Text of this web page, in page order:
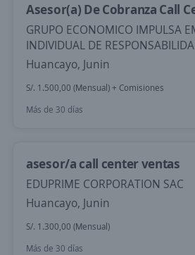
Asesor(a) De Cobranza Call
GRUPO ECONOMICO IMPULSA
INDIVIDUAL DE
Huancayo, Junin
S/. 1.500,00 (Mensual) + Comisiones
Más de 30 días
asesor/a call center ventas
EDUPRIME CORPORATION SAC
Huancayo, Junin
S/. 1.300,00 (Mensual)
Más de 30 días